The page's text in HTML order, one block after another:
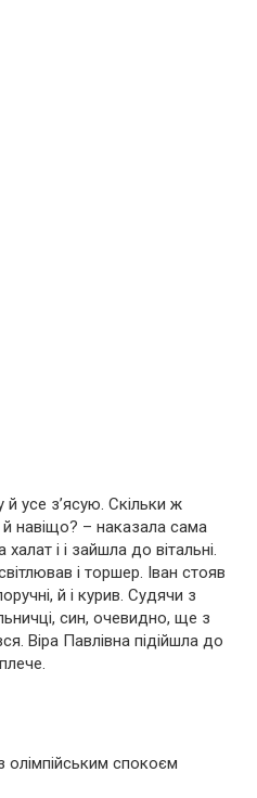
усе з’ясую. Скільки ж
навіщо? – наказала сама
і і зайшла до вітальні.
і торшер. Іван стояв
й і курив. Судячи з
син, очевидно, ще з
Віра Павлівна підійшла до
олімпійським спокоєм